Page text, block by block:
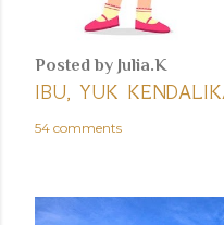
Posted by Julia.K
IBU, YUK
54 comments